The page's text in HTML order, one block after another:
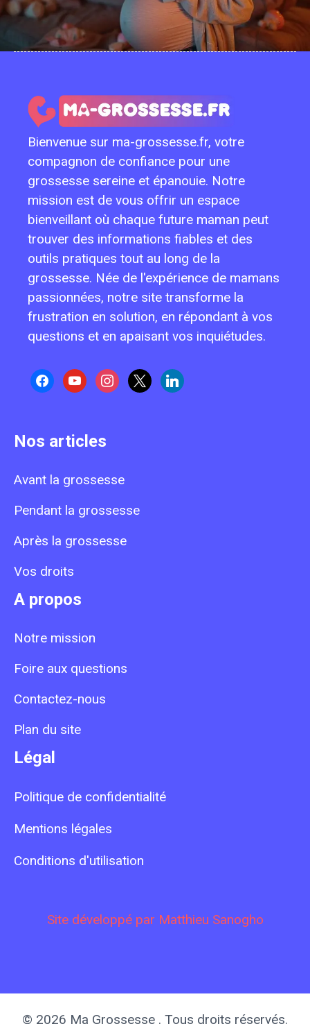
Bienvenue sur ma-grossesse.fr, votre
compagnon de confiance pour une
grossesse sereine et épanouie. Notre
mission est de vous offrir un espace
bienveillant où chaque future maman peut
trouver des informations fiables et des
outils pratiques tout au long de la
grossesse. Née de l'expérience de mamans
passionnées, notre site transforme la
frustration en solution, en répondant à vos
questions et en apaisant vos inquiétudes.
facebookyoutubeinstagram
x linkedin
Nos articles
Avant la grossesse
Pendant la grossesse
Après la grossesse
Vos droits
A propos
Notre mission
Foire aux questions
Contactez-nous
Plan du site
Légal
Politique de confidentialité
Mentions légales
Conditions d'utilisation
Site développé par Matthieu Sanogho
© 2026 Ma Grossesse . Tous droits réservés.